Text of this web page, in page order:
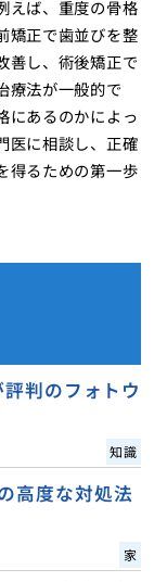
えば、重度の骨格
矯正で歯並びを整
善し、術後矯正で
療法が一般的で
にあるのかによっ
医に相談し、正確
得るための第一歩
判のフォトウ
知識
高度な対処法
家